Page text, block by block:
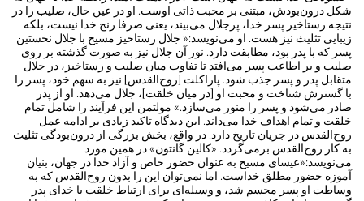
شکل درون‌بودش، مبتنی بر محبت ذاتی اوست. او در عین حال، صلیب را در
نتیجه رستاخیز پسر خدا، پرجلال می‌بیند، یعنی صرفا رنج خدا نیست، بلکه
زیبایی تثلیث نیز هست. او می‌نویسد:« جلال رستاخیز مسیح با جلال نخستین
پسر که با پدر بود، مطابقت دارد. نور آن جلال نیز به صورت گذشته بر روی
صلیب و بر اطاعت پسر می‌افتد تا تفاوت میان صلیب و رستاخیز، در جلال
متقابل پدر و پسر جذب شود. پاراکلت [روح‌القدس] نیز به سهم خود، پسر را
با گسترش شناخت و محبت او [در میان خلقت]، جلال می‌دهد. او از پدر
صادر می‌شود و پسر را منور می‌سازد.» مولتمن این فرآیند را شامل تمام
خلقت و تمام اهداف خدا می‌داند. این دیدگاه تاکید زیادی بر ادامه عمل
روح‌القدس در جریان تاریخ دارد. در واقع، بخش بزرگی از درون‌بودگی تثلیث
به کار روح‌القدس برمی‌گردد. «کالین گانتون» در همین مورد
می‌نویسد:«عیسای مسیح به عنوان حضور خاص و آزاد خدا در جهان، بنیان
آموزه حضور مطلق خداست. اما نمی‌توان این را بدون روح‌القدس که به
وساطت او پسر مجسم شد، و وسیله‌ای برای ارتباط خلقت با خدای پدر